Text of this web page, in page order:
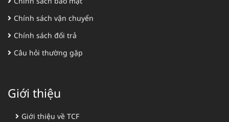
Chính sách vận chuyển
Chính sách đổi trả
Câu hỏi thường gặp
Giới thiệu
Giới thiệu về TCF